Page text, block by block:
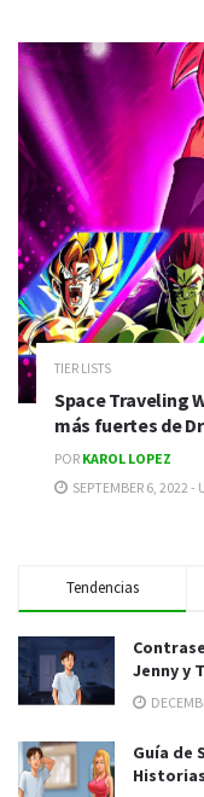
TIER LISTS
Space Traveling
más fuertes de
POR KAROL LOPEZ
SEPTEMBER 6, 2022 -
Tendencias
Jenny y
Guía de
Historias